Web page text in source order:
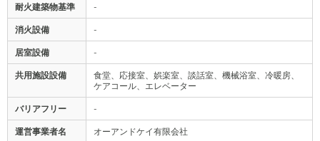
耐火建築物基準 -
消火設備 -
居室設備 -
共用施設設備
食堂、応接室、娯楽室、談話室、機械浴室、冷暖房、
ケアコール、エレベーター
バリアフリー -
運営事業者名 オーアンドケイ有限会社